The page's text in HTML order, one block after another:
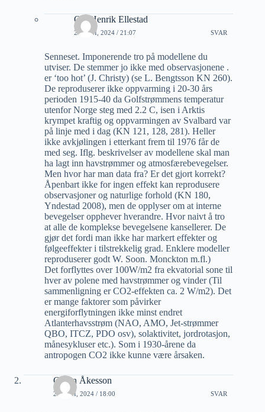
Ole Henrik Ellestad
25 JUNI, 2024 / 21:07 SVAR
Senneset. Imponerende tro på modellene du
utviser. De stemmer jo ikke med observasjonene .
er ‘too hot’ (J. Christy) (se L. Bengtsson KN 260).
De reproduserer ikke oppvarming i 20-30 års
perioden 1915-40 da Golfstrømmens temperatur
utenfor Norge steg med 2.2 C, isen i Arktis
krympet kraftig og oppvarmingen av Svalbard var
på linje med i dag (KN 121, 128, 281). Heller
ikke avkjølingen i etterkant frem til 1976 får de
med seg. Iflg. beskrivelser av modellene skal man
ha lagt inn havstrømmer og atmosfærebevegelser.
Men hvor har man data fra? Er det gjort korrekt?
Åpenbart ikke for ingen effekt kan reprodusere
observasjoner og naturlige forhold (KN 180,
Yndestad 2008), men de opplyser om at interne
bevegelser opphever hverandre. Hvor naivt å tro
at alle de komplekse bevegelsene kansellerer. De
gjør det fordi man ikke har markert effekter og
følgeeffekter i tilstrekkelig grad. Enklere modeller
reproduserer godt W. Soon. Monckton m.fl.)
Det forflyttes over 100W/m2 fra ekvatorial sone til
hver av polene med havstrømmer og vinder (Til
sammenligning er CO2-effekten ca. 2 W/m2). Det
er mange faktorer som påvirker
energiforflytningen ikke minst endret
Atlanterhavsstrøm (NAO, AMO, Jet-strømmer
QBO, ITCZ, PDO osv), solaktivitet, jordrotasjon,
månesykluser etc.). Som i 1930-årene da
antropogen CO2 ikke kunne være årsaken.
Göran Åkesson
24 JUNI, 2024 / 18:00 SVAR